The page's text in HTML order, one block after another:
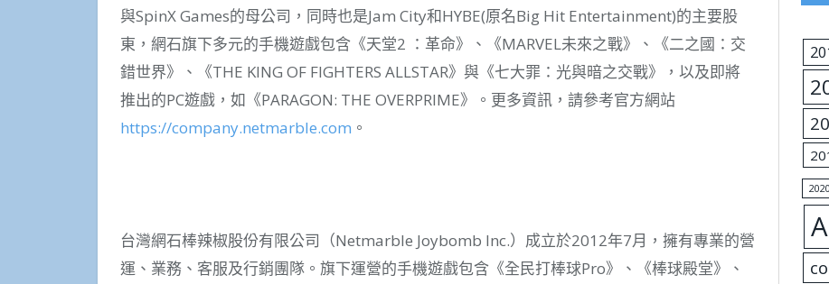
與SpinX Games的母公司，同時也是Jam City和HYBE(原名Big Hit Entertainment)的主要股
東，網石旗下多元的手機遊戲包含《天堂2 ：革命》、《MARVEL未來之戰》、《二之國：交
錯世界》、《THE KING OF FIGHTERS ALLSTAR》與《七大罪：光與暗之交戰》，以及即將
推出的PC遊戲，如《PARAGON: THE OVERPRIME》。更多資訊，請參考官方網站
https://company.netmarble.com 。
台灣網石棒辣椒股份有限公司（Netmarble Joybomb Inc.）成立於2012年7月，擁有專業的營
運、業務、客服及行銷團隊。旗下運營的手機遊戲包含《全民打棒球Pro》、《棒球殿堂》、